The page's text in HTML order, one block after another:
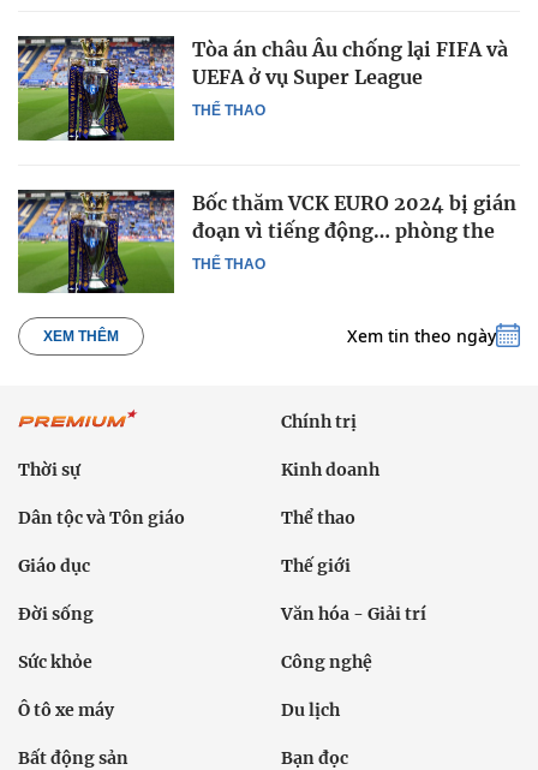
THỂ THAO
Tòa án châu Âu chống lại FIFA và
UEFA ở vụ Super League
THỂ THAO
Bốc thăm VCK EURO 2024 bị gián
đoạn vì tiếng động… phòng the
XEM THÊM Xem tin theo ngày
Chính trị
Thời sự Kinh doanh
Dân tộc và Tôn giáo Thể thao
Giáo dục Thế giới
Đời sống Văn hóa - Giải trí
Sức khỏe Công nghệ
Ô tô xe máy Du lịch
Bất động sản Bạn đọc